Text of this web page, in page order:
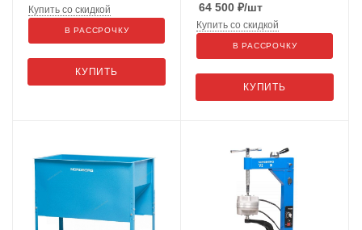
КУПИТЬ
Купить со скидкой
В РАССРОЧКУ
64 500 ₽/шт
КУПИТЬ
Купить со скидкой
В РАССРОЧКУ